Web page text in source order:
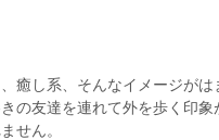
癒し系、そんなイメージがは
の友達を連れて外を歩く印象
せん。